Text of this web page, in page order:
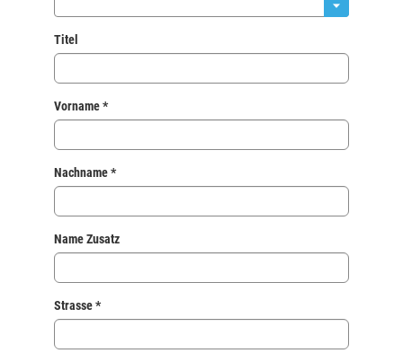
Titel
Vorname *
Nachname *
Name Zusatz
Strasse *